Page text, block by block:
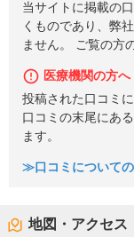
当サイトに掲載の
くものであり、弊
ません。 ご覧の方
医療機関の方へ
投稿された口コミ
口コミの末尾にあ
ます。
≫口コミについての
地図・アクセス